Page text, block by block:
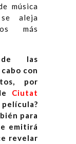
música
aleja
más
las
con
por
Ciutat
para
emitirá
revelar